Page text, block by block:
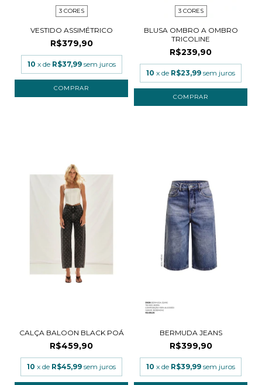
3 CORES
VESTIDO ASSIMÉTRICO
R$379,90
10 x de R$37,99 sem juros
COMPRAR
3 CORES
BLUSA OMBRO A OMBRO
TRICOLINE
R$239,90
10 x de R$23,99 sem juros
COMPRAR
CALÇA BALOON BLACK POÁ
R$459,90
10 x de R$45,99 sem juros
BERMUDA JEANS
R$399,90
10 x de R$39,99 sem juros